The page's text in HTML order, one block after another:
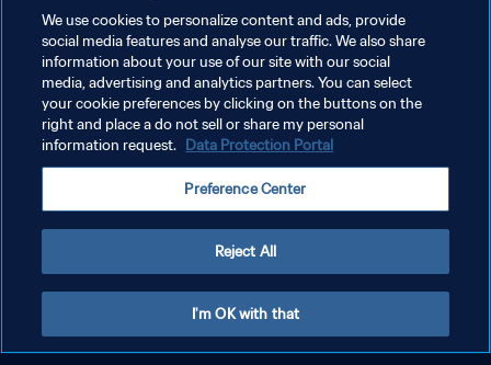
MOSTRA DI PIÙ
TERMINI DI SERVIZIO
We use cookies to personalize content and ads, provide
social media features and analyse our traffic. We also share
information about your use of our site with our social
media, advertising and analytics partners. You can select
your cookie preferences by clicking on the buttons on the
right and place a do not sell or share my personal
information request. Data Protection Portal
Preference Center
Reject All
I'm OK with that